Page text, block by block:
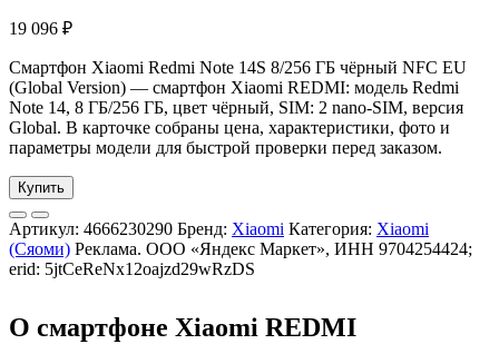
19 096 ₽
Смартфон Xiaomi Redmi Note 14S 8/256 ГБ чёрный NFC EU
(Global Version) — смартфон Xiaomi REDMI: модель Redmi
Note 14, 8 ГБ/256 ГБ, цвет чёрный, SIM: 2 nano-SIM, версия
Global. В карточке собраны цена, характеристики, фото и
параметры модели для быстрой проверки перед заказом.
Купить
Артикул: 4666230290 Бренд: Xiaomi Категория: Xiaomi
(Сяоми) Реклама. ООО «Яндекс Маркет», ИНН 9704254424;
erid: 5jtCeReNx12oajzd29wRzDS
О смартфоне Xiaomi REDMI